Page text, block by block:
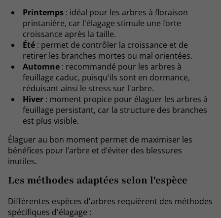
Printemps: idéal pour les arbres à floraison
printanière, car l'élagage stimule une forte
croissance après la taille.
Été: permet de contrôler la croissance et de
retirer les branches mortes ou mal orientées.
Automne: recommandé pour les arbres à
feuillage caduc, puisqu'ils sont en dormance,
réduisant ainsi le stress sur l'arbre.
Hiver: moment propice pour élaguer les arbres à
feuillage persistant, car la structure des branches
est plus visible.
Élaguer au bon moment permet de maximiser les
bénéfices pour l’arbre et d’éviter des blessures
inutiles.
Les méthodes adaptées selon l'espèce
Différentes espèces d'arbres requièrent des méthodes
spécifiques d'élagage :